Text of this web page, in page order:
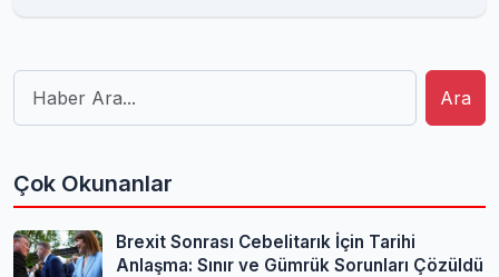
Ara
Çok Okunanlar
Brexit Sonrası Cebelitarık İçin Tarihi
Anlaşma: Sınır ve Gümrük Sorunları Çözüldü